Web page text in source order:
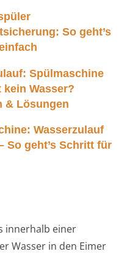
So geht’s
Spülmaschine
kein Wasser?
& Lösungen
Wasserzulauf
So geht’s Schritt für
innerhalb einer
Wasser in den Eimer